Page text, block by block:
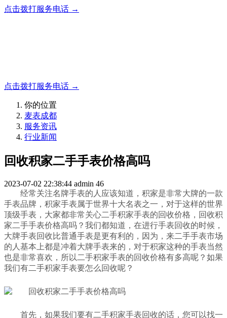
点击拨打服务电话 →
点击拨打服务电话 →
你的位置
麦表成都
服务资讯
行业新闻
回收积家二手手表价格高吗
2023-07-02 22:38:44 admin 46
经常关注名牌手表的人应该知道，积家是非常大牌的一款
手表品牌，积家手表属于世界十大名表之一，对于这样的世界
顶级手表，大家都非常关心二手积家手表的回收价格，回收积
家二手手表价格高吗？我们都知道，在进行手表回收的时候，
大牌手表回收比普通手表是更有利的，因为，来二手手表市场
的人基本上都是冲着大牌手表来的，对于积家这种的手表当然
也是非常喜欢，所以二手积家手表的回收价格有多高呢？如果
我们有二手积家手表要怎么回收呢？
首先，如果我们要有二手积家手表回收的话，您可以找一